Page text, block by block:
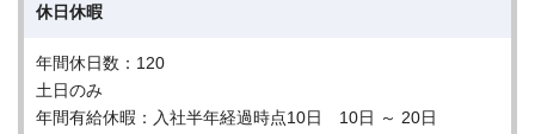
休日休暇
年間休日数：120
土日のみ
年間有給休暇：入社半年経過時点10日 10日 ～ 20日